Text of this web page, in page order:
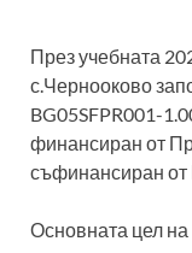
През учебната
с.Чернооково
BG05SFPR001-
финансиран от
съфинансиран
Основната цел